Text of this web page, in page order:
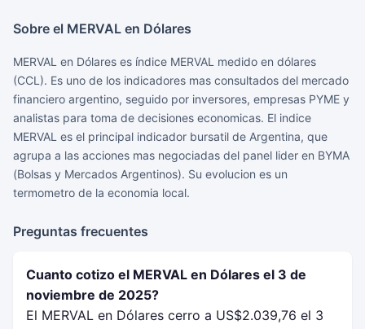
Sobre el MERVAL en Dólares
MERVAL en Dólares es índice MERVAL medido en dólares
(CCL). Es uno de los indicadores mas consultados del mercado
financiero argentino, seguido por inversores, empresas PYME y
analistas para toma de decisiones economicas. El indice
MERVAL es el principal indicador bursatil de Argentina, que
agrupa a las acciones mas negociadas del panel lider en BYMA
(Bolsas y Mercados Argentinos). Su evolucion es un
termometro de la economia local.
Preguntas frecuentes
Cuanto cotizo el MERVAL en Dólares el 3 de
noviembre de 2025?
El MERVAL en Dólares cerro a US$2.039,76 el 3